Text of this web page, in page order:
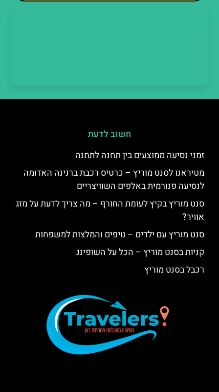
חשוב לדעת
זמני נסיעה ממוצעים בין תחנה לתחנה
מטיראנו לסנט מוריץ – כרטיס רכבת ברנינה האדומה
לנסיעה פנורמית באלפים השוויצריים
סנט מוריץ בקיץ לעומת החורף – מה צריך לדעת על מזג
אוויר?
סנט מוריץ עם ילדים – טיפים והמלצות למשפחות
קניות בסנט מוריץ – הכל על השופינג
רכבל בסנט מוריץ